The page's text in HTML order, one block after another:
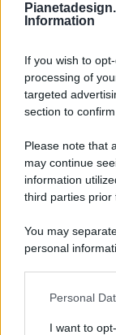
Information
If you wish to
processing of
targeted
section to
Please note that
may continue
information
third parties prior
You may
personal
This information
Personal
I want to
© 2026 -
ISCRIZIONE